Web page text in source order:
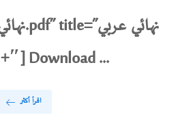
+ إنجليزي-2″] Download ...
اقرأ أكثر